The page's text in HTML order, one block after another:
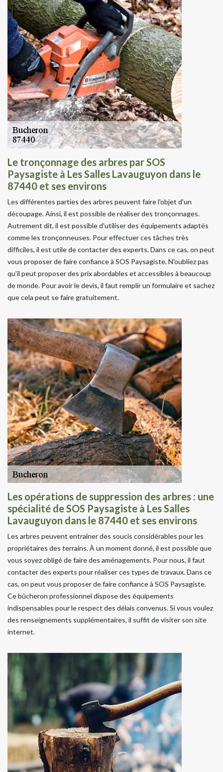
Le tronçonnage des arbres par SOS
Paysagiste à Les Salles Lavauguyon dans le
87440 et ses environs
Les différentes parties des arbres peuvent faire l'objet d'un
découpage. Ainsi, il est possible de réaliser des tronçonnages.
Autrement dit, il est possible d'utiliser des équipements adaptés
comme les tronçonneuses. Pour effectuer ces tâches très
difficiles, il est utile de contacter des experts. Dans ce cas, on peut
vous proposer de faire confiance à SOS Paysagiste. N'oubliez pas
qu'il peut proposer des prix abordables et accessibles à beaucoup
de monde. Pour avoir le devis, il faut remplir un formulaire et sachez
que cela peut se faire gratuitement.
Les opérations de suppression des arbres : une
spécialité de SOS Paysagiste à Les Salles
Lavauguyon dans le 87440 et ses environs
Les arbres peuvent entraîner des soucis considérables pour les
propriétaires des terrains. À un moment donné, il est possible que
vous soyez obligé de faire des aménagements. Pour nous, il faut
contacter des experts pour réaliser ces types de travaux. Dans ce
cas, on peut vous proposer de faire confiance à SOS Paysagiste.
Ce bûcheron professionnel dispose des équipements
indispensables pour le respect des délais convenus. Si vous voulez
des renseignements supplémentaires, il suffit de visiter son site
internet.